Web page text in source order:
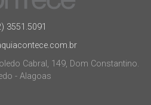
3551.5091
Cabral, 149, Dom Constantino.
- Alagoas